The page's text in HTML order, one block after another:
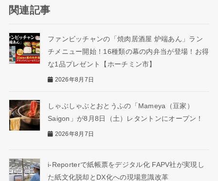
関連記事
ファンビッチャンの「焼肉居酒屋 炉端あん」ラン
チメニュー開始！16種類の幕の内弁当が登場！お得
な1品プレゼント【ホーチミン市】
2026年8月7日
しゃぶしゃぶとおとうふの「Mameya（豆家）
Saigon」が8月8日（土）レタントンにオープン！
2026年8月7日
i-Reporterで紙帳票をデジタル化 FAPV社が実現し
た紙文化脱却とDX化への現場意識改革